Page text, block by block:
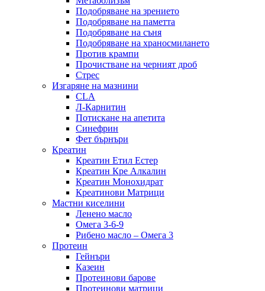
Подобряване на зрението
Подобряване на паметта
Подобряване на съня
Подобряване на храносмилането
Против крампи
Прочистване на черният дроб
Стрес
Изгаряне на мазнини
CLA
Л-Карнитин
Потискане на апетита
Синефрин
Фет бърнъри
Креатин
Креатин Етил Естер
Креатин Кре Алкалин
Креатин Монохидрат
Креатинови Матрици
Мастни киселини
Ленено масло
Омега 3-6-9
Рибено масло – Омега 3
Протеин
Гейнъри
Казеин
Протеинови барове
Протеинови матрици